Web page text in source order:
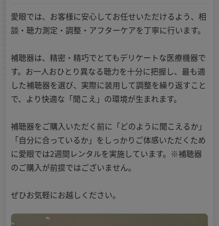
愛眼では、お客様に安心してお任せいただけるよう、相
談・聴力測定・調整・アフターケアを丁寧に行います。
補聴器は、精密・精巧でとてもデリケートな医療機器で
す。お一人おひとり異なる聴力を十分に把握し、最も適
した補聴器を選び、実際に装用して調整を繰り返すこと
で、より快適な「聞こえ」の環境が生まれます。
補聴器をご購入いただく前に「どのように聞こえるか」
「自分に合っているか」をしっかりご体感いただくため
に愛眼では2週間レンタルを実施しています。※補聴器
のご購入が前提ではございません。
ぜひお気軽にお越しください。